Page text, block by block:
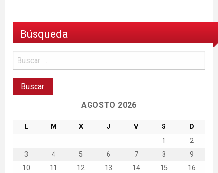
Búsqueda
AGOSTO 2026
L M X J V S
D
1
2
3
4 5 6 7 8
9
10
11 12 13 14 15
16